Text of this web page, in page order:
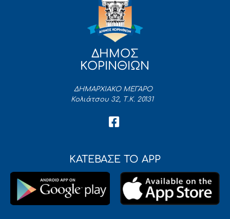
ΔΗΜΟΣ
ΚΟΡΙΝΘΙΩΝ
ΔΗΜΑΡΧΙΑΚΟ ΜΕΓΑΡΟ
Κολιάτσου 32, Τ.Κ. 20131
ΚΑΤΕΒΑΣΕ ΤΟ APP